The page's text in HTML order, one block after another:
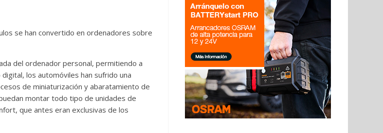
se han convertido en ordenadores sobre
del ordenador personal, permitiendo a
los automóviles han sufrido una
de miniaturización y abaratamiento de
montar todo tipo de unidades de
que antes eran exclusivas de los